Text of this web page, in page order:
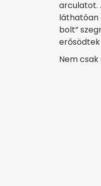
arculatot.
láthatóan
bolt”
Nem